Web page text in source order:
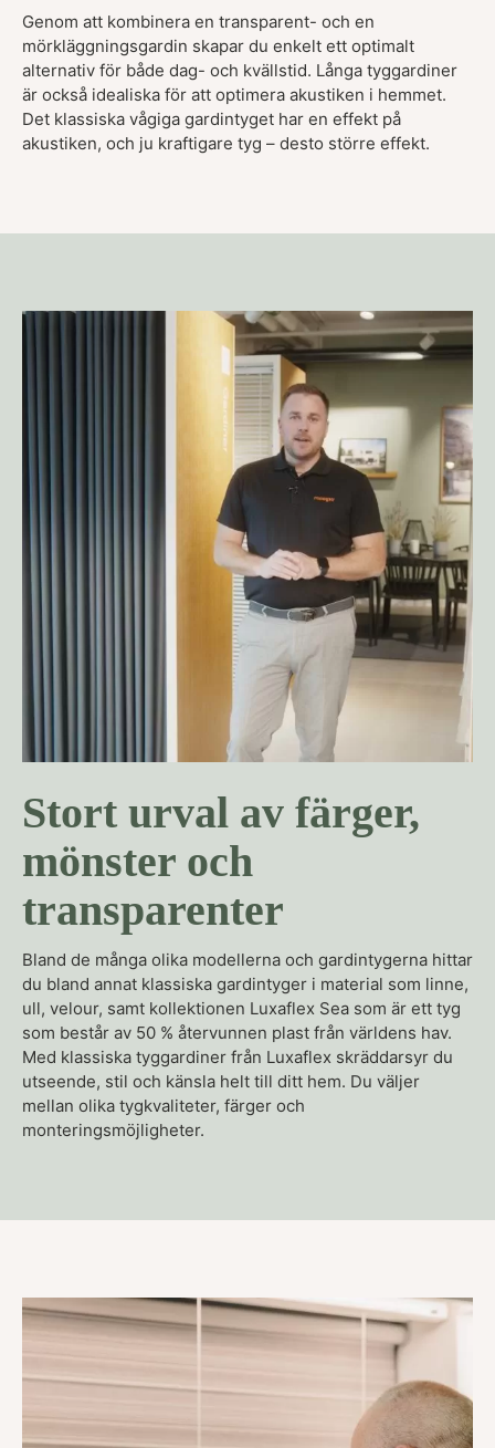
Genom att kombinera en transparent- och en
mörkläggningsgardin skapar du enkelt ett optimalt
alternativ för både dag- och kvällstid. Långa tyggardiner
är också idealiska för att optimera akustiken i hemmet.
Det klassiska vågiga gardintyget har en effekt på
akustiken, och ju kraftigare tyg – desto större effekt.
Stort urval av färger,
mönster och
transparenter
Bland de många olika modellerna och gardintygerna hittar
du bland annat klassiska gardintyger i material som linne,
ull, velour, samt kollektionen Luxaflex Sea som är ett tyg
som består av 50 % återvunnen plast från världens hav.
Med klassiska tyggardiner från Luxaflex skräddarsyr du
utseende, stil och känsla helt till ditt hem. Du väljer
mellan olika tygkvaliteter, färger och
monteringsmöjligheter.